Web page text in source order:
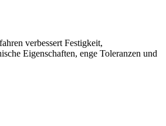
verbessert Festigkeit,
Eigenschaften, enge Toleranzen und